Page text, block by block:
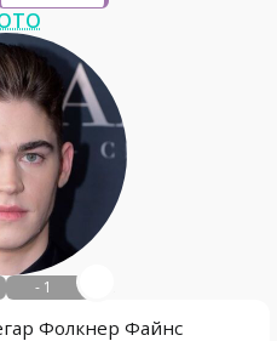
- 1
Фолкнер Файнс